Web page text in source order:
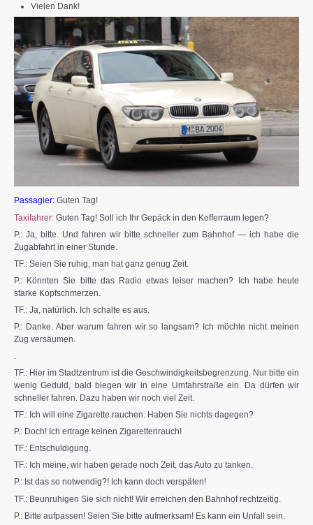
Viеlen Dank!
Passagier: Guten Tag!
Taxifahrer: Guten Tag! Soll ich Ihr Gepäck in den Kofferraum legen?
P.: Ja, bitte. Und fahren wir bitte schneller zum Bahnhof — ich habe die
Zugabfahrt in einer Stunde.
TF.: Seien Sie ruhig, man hat ganz genug Zeit.
P.: Könnten Sie bitte das Radio etwas leiser machen? Ich habe heute
starke Kopfschmerzen.
TF.: Ja, natürlich. Ich schalte es aus.
P.: Danke. Aber warum fahren wir so langsam? Ich möchte nicht meinen
Zug versäumen.
.
TF.: Hier im Stadtzentrum ist die Geschwindigkeitsbegrenzung. Nur bitte ein
wenig Geduld, bald biegen wir in eine Umfahrstraße ein. Da dürfen wir
schneller fahren. Dazu haben wir noch viel Zeit.
TF.: Ich will eine Zigarette rauchen. Haben Sie nichts dagegen?
P.: Doch! Ich ertrage keinen Zigarettenrauch!
TF.: Entschuldigung.
TF.: Ich meine, wir haben gerade noch Zeit, das Auto zu tanken.
P.: Ist das so notwendig?! Ich kann doch verspäten!
TF.: Beunruhigen Sie sich nicht! Wir erreichen den Bahnhof rechtzeitig.
P.: Bitte aufpassen! Seien Sie bitte aufmerksam! Es kann ein Unfall sein.